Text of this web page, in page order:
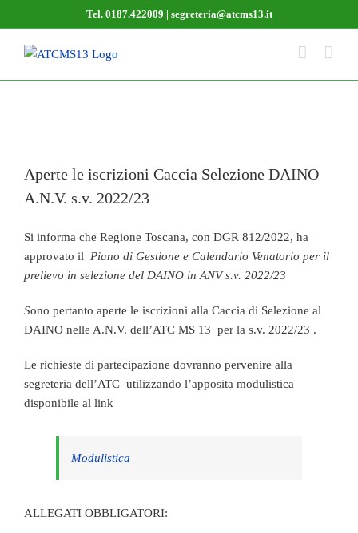
al
contenuto
Tel. 0187.422009 | segreteria@atcms13.it
Aperte le iscrizioni Caccia Selezione DAINO
A.N.V. s.v. 2022/23
Si informa che Regione Toscana, con DGR 812/2022, ha
approvato il Piano di Gestione e Calendario Venatorio per il
prelievo in selezione del DAINO in ANV s.v. 2022/23
Sono pertanto aperte le iscrizioni alla Caccia di Selezione al
DAINO nelle A.N.V. dell’ATC MS 13 per la s.v. 2022/23 .
Le richieste di partecipazione dovranno pervenire alla
segreteria dell’ATC utilizzando l’apposita modulistica
disponibile al link
Modulistica
ALLEGATI OBBLIGATORI: